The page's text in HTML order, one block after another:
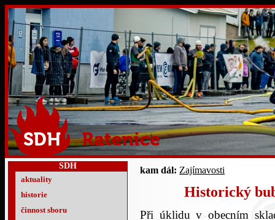
SDH
aktuality
historie
činnost sboru
kam dál: Zajímavosti
Historický
Při úklidu v obecním